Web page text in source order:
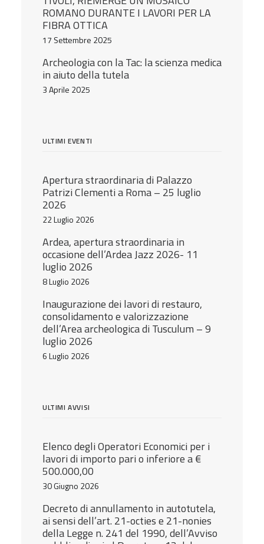
ROMANO DURANTE I LAVORI PER LA
FIBRA OTTICA
17 Settembre 2025
Archeologia con la Tac: la scienza medica
in aiuto della tutela
3 Aprile 2025
ULTIMI EVENTI
Apertura straordinaria di Palazzo
Patrizi Clementi a Roma – 25 luglio
2026
22 Luglio 2026
Ardea, apertura straordinaria in
occasione dell’Ardea Jazz 2026- 11
luglio 2026
8 Luglio 2026
Inaugurazione dei lavori di restauro,
consolidamento e valorizzazione
dell’Area archeologica di Tusculum – 9
luglio 2026
6 Luglio 2026
ULTIMI AVVISI
Elenco degli Operatori Economici per i
lavori di importo pari o inferiore a €
500.000,00
30 Giugno 2026
Decreto di annullamento in autotutela,
ai sensi dell’art. 21-octies e 21-nonies
della Legge n. 241 del 1990, dell’Avviso